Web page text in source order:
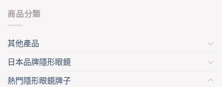
may
be
chosen
on
the
product
商品分類
其他產品
日本品牌隱形眼鏡
熱門隱形眼鏡牌子